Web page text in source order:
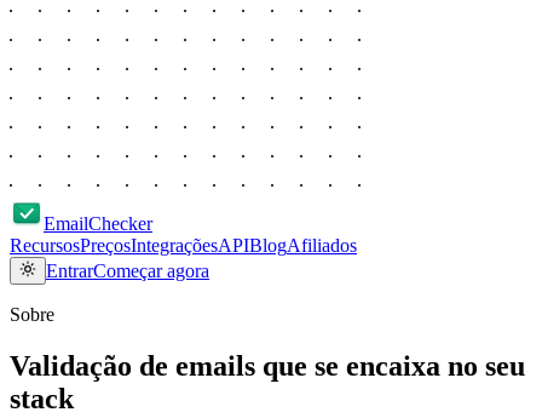
EmailChecker
RecursosPreçosIntegraçõesAPIBlogAfiliados
EntrarComeçar agora
Sobre
Validação de emails que se encaixa no seu
stack